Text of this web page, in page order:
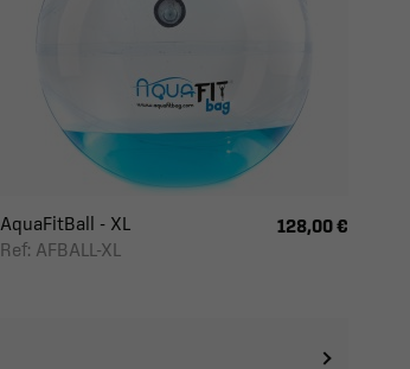
AquaFitBall - XL
Ref: AFBALL-XL
128,00 €